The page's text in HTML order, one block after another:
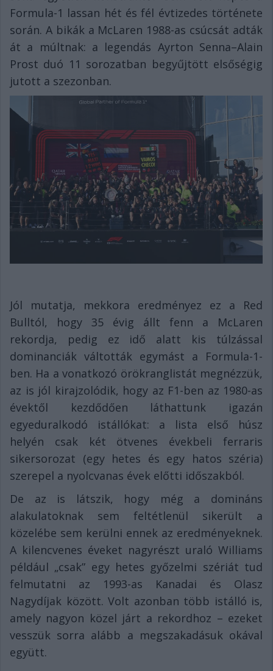
Formula-1 lassan hét és fél évtizedes története
során. A bikák a McLaren 1988-as csúcsát adták
át a múltnak: a legendás Ayrton Senna–Alain
Prost duó 11 sorozatban begyűjtött elsőségig
jutott a szezonban.
Jól mutatja, mekkora eredményez ez a Red
Bulltól, hogy 35 évig állt fenn a McLaren
rekordja, pedig ez idő alatt kis túlzással
dominanciák váltották egymást a Formula-1-
ben. Ha a vonatkozó örökranglistát megnézzük,
az is jól kirajzolódik, hogy az F1-ben az 1980-as
évektől kezdődően láthattunk igazán
egyeduralkodó istállókat: a lista első húsz
helyén csak két ötvenes évekbeli ferraris
sikersorozat (egy hetes és egy hatos széria)
szerepel a nyolcvanas évek előtti időszakból.
De az is látszik, hogy még a domináns
alakulatoknak sem feltétlenül sikerült a
közelébe sem kerülni ennek az eredményeknek.
A kilencvenes éveket nagyrészt uraló Williams
például „csak” egy hetes győzelmi szériát tud
felmutatni az 1993-as Kanadai és Olasz
Nagydíjak között. Volt azonban több istálló is,
amely nagyon közel járt a rekordhoz – ezeket
vesszük sorra alább a megszakadásuk okával
együtt.